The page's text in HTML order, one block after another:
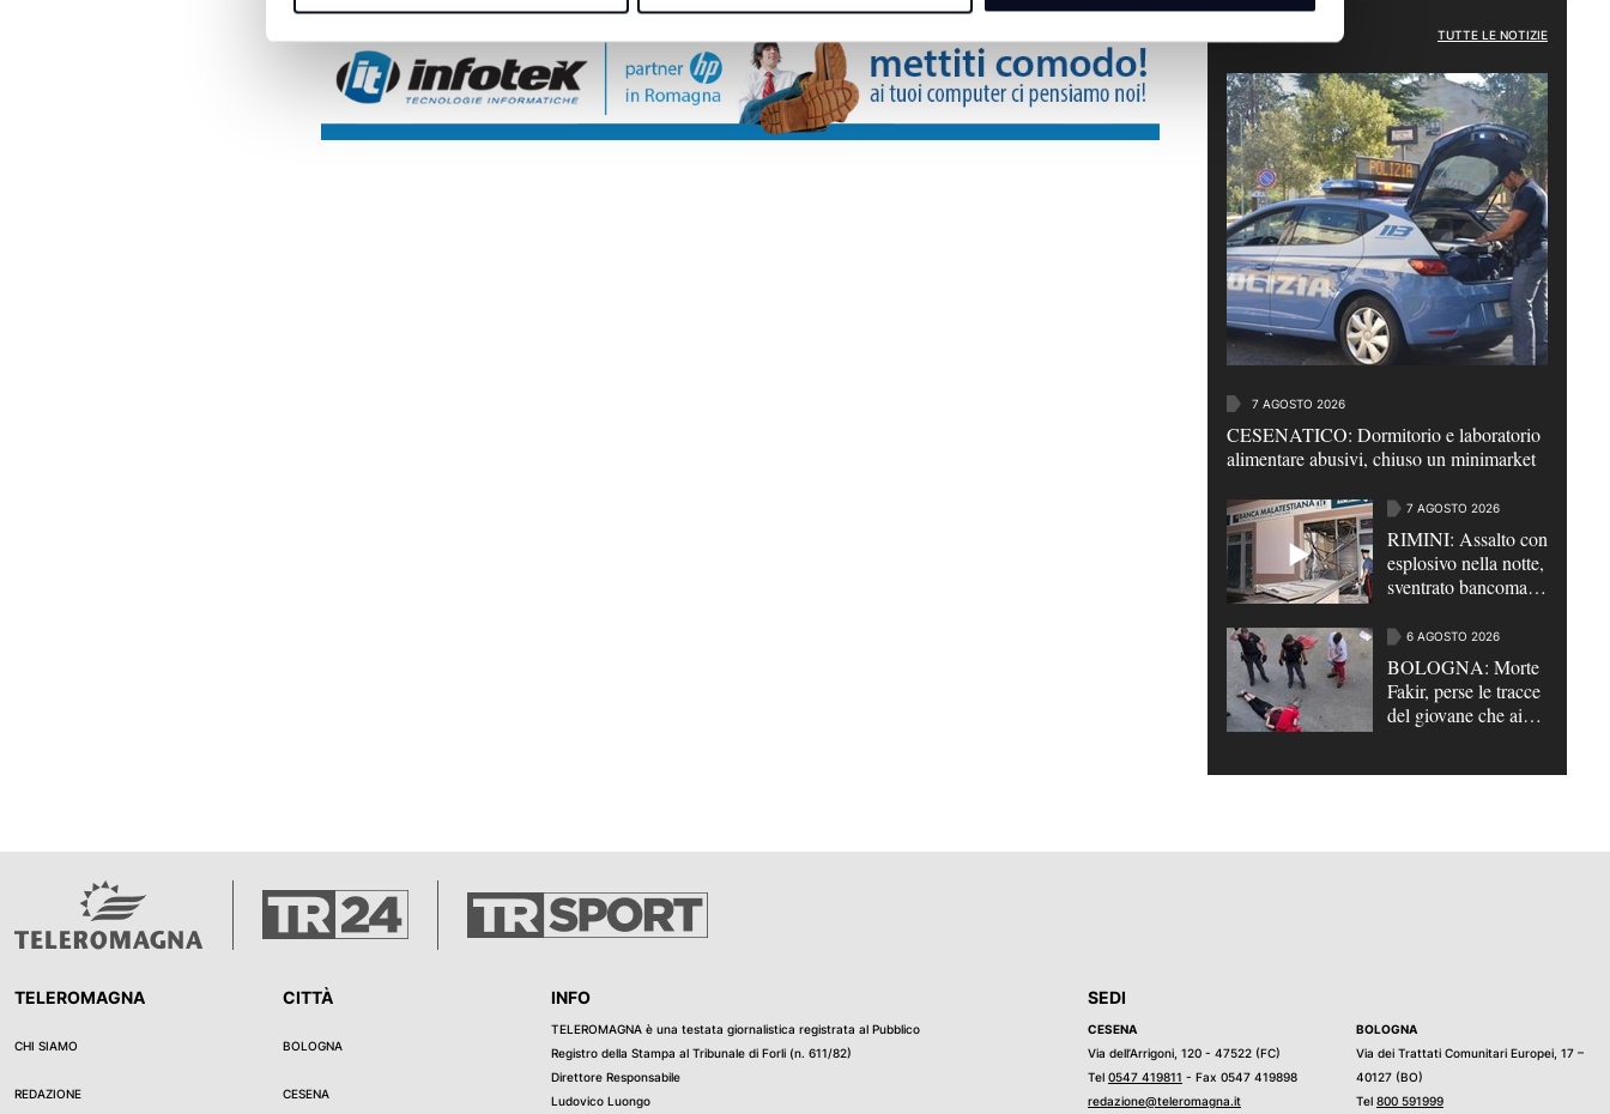
CRONACA TUTTE LE NOTIZIE
7 AGOSTO 2026
CESENATICO: Dormitorio e laboratorio
alimentare abusivi, chiuso un minimarket
7 AGOSTO 2026
RIMINI: Assalto con
esplosivo nella notte,
sventrato bancomat a
VIDEO
6 AGOSTO 2026
BOLOGNA: Morte
Fakir, perse le tracce
del giovane che aiutò
TELEROMAGNA
CHI SIAMO
REDAZIONE
CITTÀ
BOLOGNA
CESENA
INFO
TELEROMAGNA è una testata giornalistica registrata al Pubblico
Registro della Stampa al Tribunale di Forli (n. 611/82)
Direttore Responsabile
Ludovico Luongo
SEDI
CESENA
Via dell’Arrigoni, 120 - 47522 (FC)
Tel 0547 419811 - Fax 0547 419898
redazione@teleromagna.it
BOLOGNA
Via dei Trattati Comunitari Europei, 17 –
40127 (BO)
Tel 800 591999